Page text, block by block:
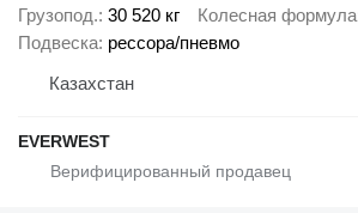
Грузопод. 30 520 кг Колесная формула
Подвеска рессора/пневмо
Казахстан
EVERWEST